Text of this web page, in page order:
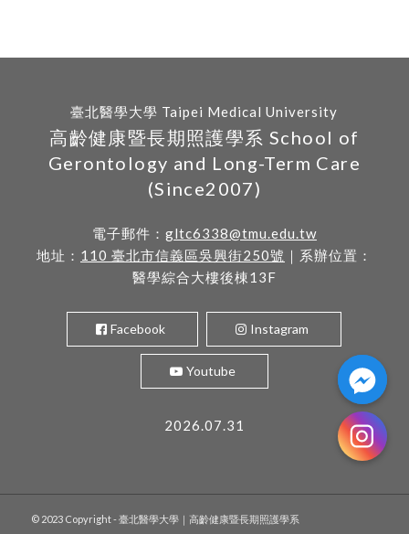
臺北醫學大學 Taipei Medical University
高齡健康暨長期照護學系 School of
Gerontology and Long-Term Care
(Since2007)
電子郵件： gltc6338@tmu.edu.tw
地址： 110 臺北市信義區吳興街250號 ｜系辦位置：
醫學綜合大樓後棟13F
Facebook Instagram
Youtube
2026.07.31
© 2023 Copyright - 臺北醫學大學｜高齡健康暨長期照護學系